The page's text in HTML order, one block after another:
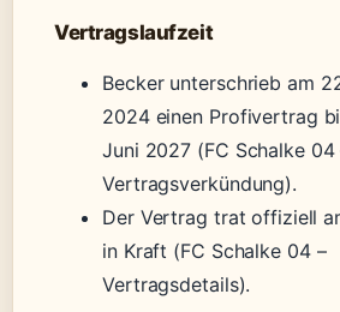
Vertragslaufzeit
Becker unterschrieb am
2024 einen Profivertrag
Juni 2027 (FC Schalke 04
Vertragsverkündung).
Der Vertrag trat offiziell
in Kraft (FC Schalke 04 –
Vertragsdetails).